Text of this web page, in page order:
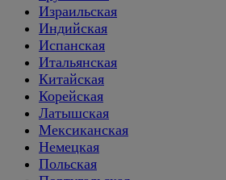
Израильская
Индийская
Испанская
Итальянская
Китайская
Корейская
Латышская
Мексиканская
Немецкая
Польская